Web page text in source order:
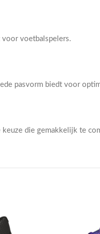
voetbalspelers.
pasvorm biedt voor
die gemakkelijk te